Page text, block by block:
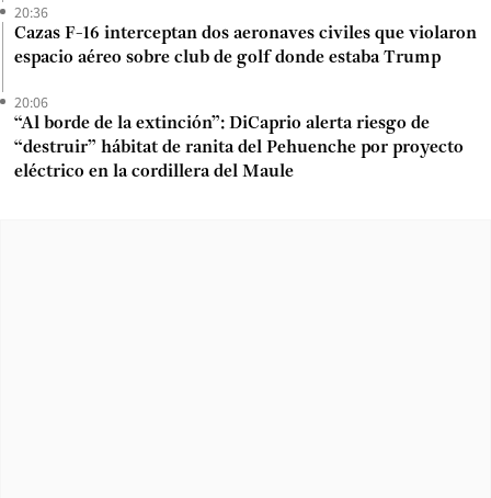
20:36
Cazas F-16 interceptan dos aeronaves civiles que violaron
espacio aéreo sobre club de golf donde estaba Trump
20:06
“Al borde de la extinción”: DiCaprio alerta riesgo de
“destruir” hábitat de ranita del Pehuenche por proyecto
eléctrico en la cordillera del Maule